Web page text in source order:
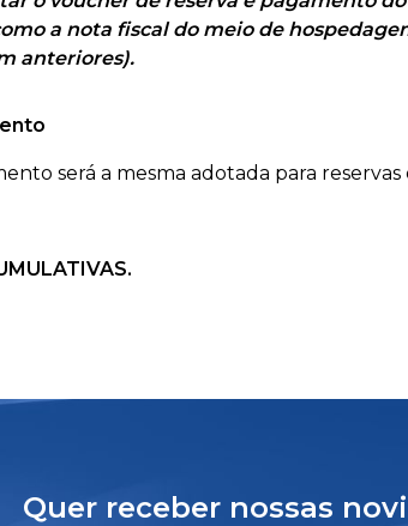
a nota fiscal do meio de
anteriores).
será a mesma adotada para
Quer receber nossas